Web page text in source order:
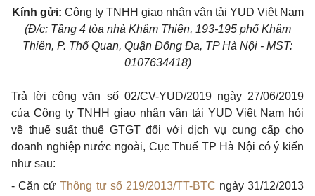
Kính gửi: Công ty TNHH giao nhận vận tải YUD Việt Nam
(Đ/c: Tầng 4 tòa nhà Khâm Thiên, 193-195 phố Khâm
Thiên, P. Thổ Quan, Quận Đống Đa, TP Hà Nội - MST:
0107634418)
Trả lời công văn số 02/CV-YUD/2019 ngày 27/06/2019
của Công ty TNHH giao nhận vận tải YUD Việt Nam hỏi
về thuế suất thuế GTGT đối với dịch vụ cung cấp cho
doanh nghiệp nước ngoài, Cục Thuế TP Hà Nội có ý kiến
như sau:
- Căn cứThông tư số 219/2013/TT-BTC ngày 31/12/2013